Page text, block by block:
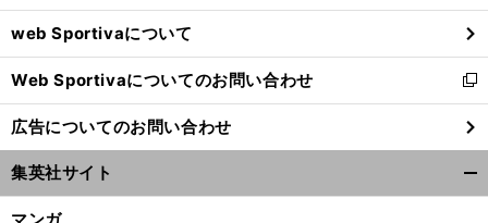
ウ
で
開
く
web Sportivaについて
Web Sportivaについてのお問い合わせ
新
し
い
ウ
ィ
ン
広告についてのお問い合わせ
集英社サイト